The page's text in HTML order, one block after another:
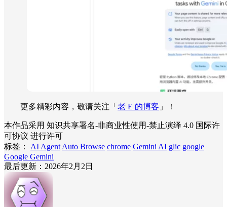
更多精彩内容，敬请关注「 老 E 的博客 」！
本作品采用 知识共享署名-非商业性使用-禁止演绎 4.0 国际许
可协议 进行许可
标签：
AI Agent Auto Browse chrome Gemini AI glic google
Google Gemini
最后更新：2026年2月2日